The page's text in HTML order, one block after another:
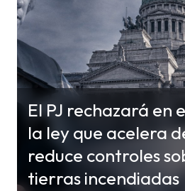
El PJ rechazará en
la ley que acelera
reduce controles
tierras incendiadas